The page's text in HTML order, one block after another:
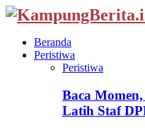
Beranda
Peristiwa
Peristiwa
Baca
Latih Staf